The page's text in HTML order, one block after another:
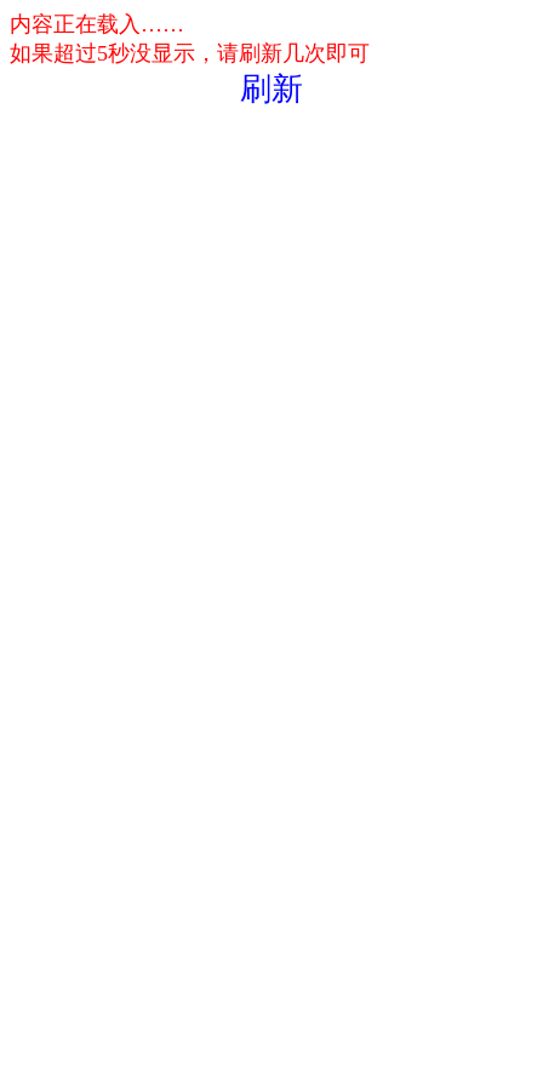
内容正在载入……
如果超过5秒没显示，请刷新几次即可
刷新